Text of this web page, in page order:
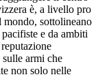
è, a livello pro
mondo, sottolineano
e da ambiti
armi che
non solo nelle